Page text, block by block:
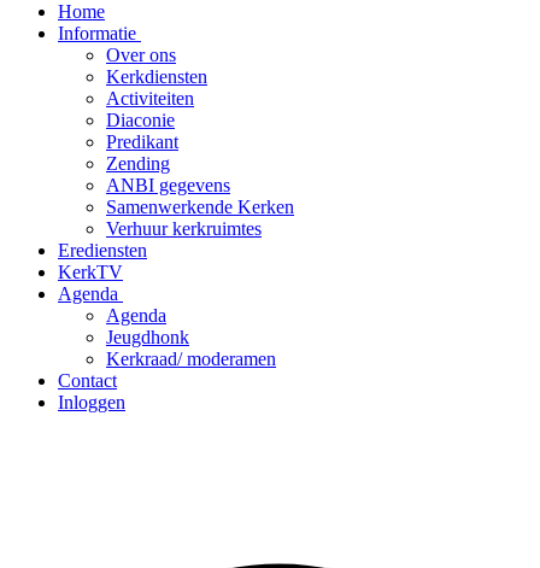
Home
Informatie
Over ons
Kerkdiensten
Activiteiten
Diaconie
Predikant
Zending
ANBI gegevens
Samenwerkende Kerken
Verhuur kerkruimtes
Erediensten
KerkTV
Agenda
Agenda
Jeugdhonk
Kerkraad/ moderamen
Contact
Inloggen